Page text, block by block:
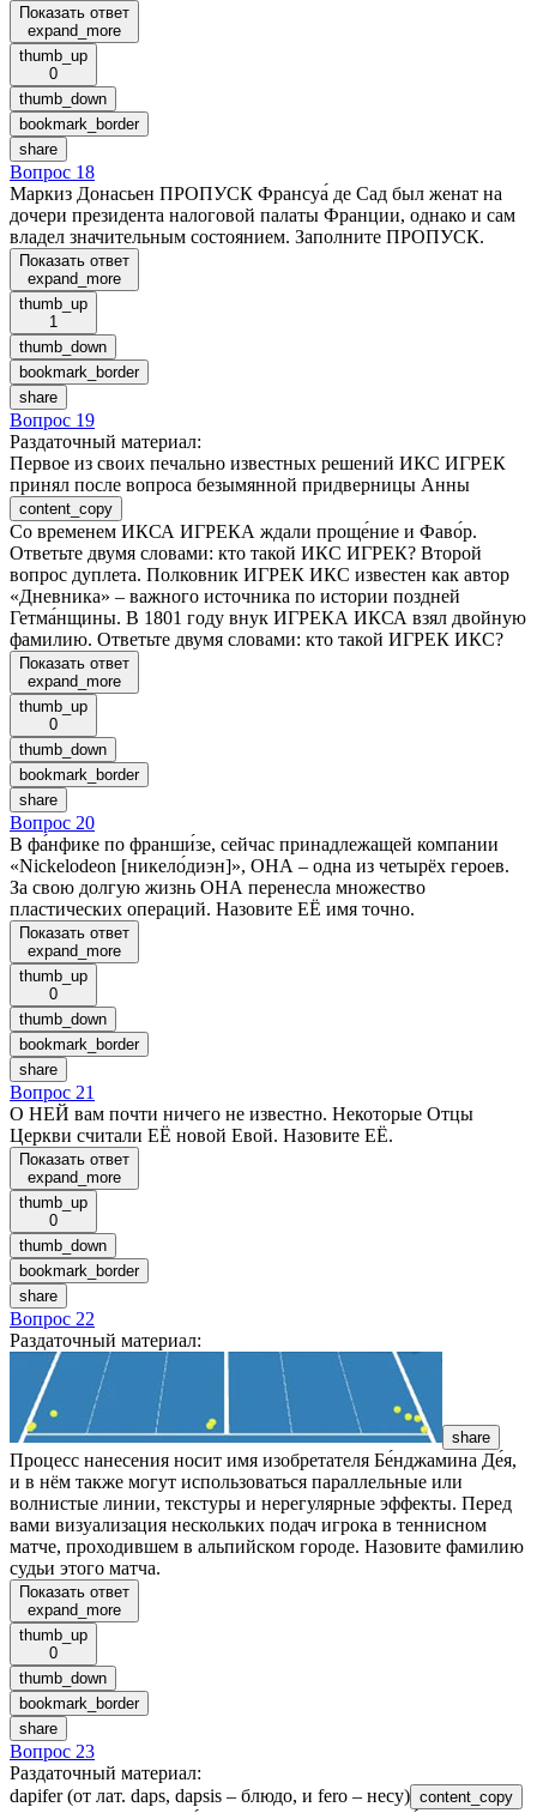
Показать ответ
expand_more
thumb_up
0
thumb_down
bookmark_border
share
Вопрос 18
Маркиз Донасьен ПРОПУСК Франсуа́ де Сад был женат на
дочери президента налоговой палаты Франции, однако и сам
владел значительным состоянием. Заполните ПРОПУСК.
Показать ответ
expand_more
thumb_up
1
thumb_down
bookmark_border
share
Вопрос 19
Раздаточный материал:
Первое из своих печально известных решений ИКС ИГРЕК
принял после вопроса безымянной придверницы Анны
content_copy
Со временем ИКСА ИГРЕКА ждали проще́ние и Фаво́р.
Ответьте двумя словами: кто такой ИКС ИГРЕК? Второй
вопрос дуплета. Полковник ИГРЕК ИКС известен как автор
«Дневника» – важного источника по истории поздней
Гетма́нщины. В 1801 году внук ИГРЕКА ИКСА взял двойную
фамилию. Ответьте двумя словами: кто такой ИГРЕК ИКС?
Показать ответ
expand_more
thumb_up
0
thumb_down
bookmark_border
share
Вопрос 20
В фа́нфике по франши́зе, сейчас принадлежащей компании
«Nickelodeon [никело́диэн]», ОНА – одна из четырёх героев.
За свою долгую жизнь ОНА перенесла множество
пластических операций. Назовите ЕЁ имя точно.
Показать ответ
expand_more
thumb_up
0
thumb_down
bookmark_border
share
Вопрос 21
О НЕЙ вам почти ничего не известно. Некоторые Отцы
Церкви считали ЕЁ новой Евой. Назовите ЕЁ.
Показать ответ
expand_more
thumb_up
0
thumb_down
bookmark_border
share
Вопрос 22
Раздаточный материал:
share
Процесс нанесения носит имя изобретателя Бе́нджамина Де́я,
и в нём также могут использоваться параллельные или
волнистые линии, текстуры и нерегулярные эффекты. Перед
вами визуализация нескольких подач игрока в теннисном
матче, проходившем в альпийском городе. Назовите фамилию
судьи этого матча.
Показать ответ
expand_more
thumb_up
0
thumb_down
bookmark_border
share
Вопрос 23
Раздаточный материал:
dapifer (от лат. daps, dapsis – блюдо, и fero – несу) content_copy